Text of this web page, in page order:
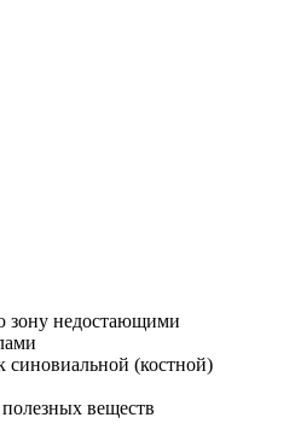
зону недостающими
синовиальной (костной)
веществ